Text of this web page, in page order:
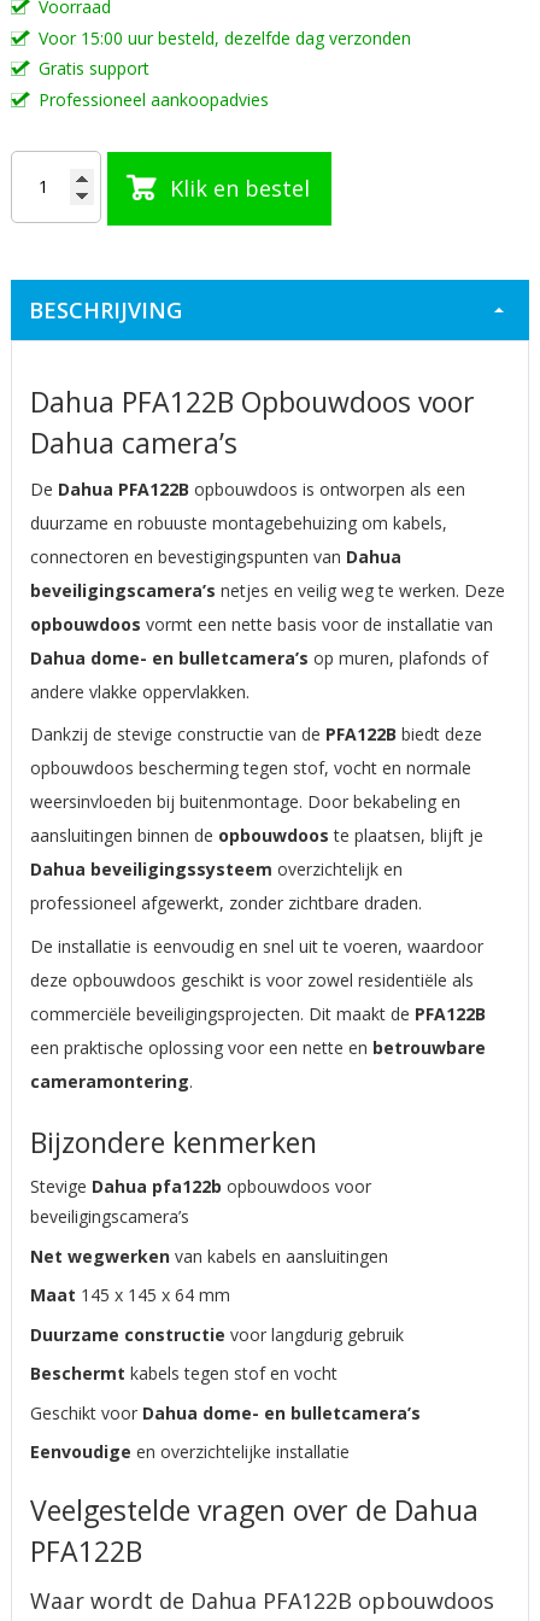
afbeeldingen-
gallerij
Voorraad
Voor 15:00 uur besteld, dezelfde dag verzonden
Gratis support
Professioneel aankoopadvies
Klik en bestel
BESCHRIJVING
Dahua PFA122B Opbouwdoos voor
Dahua camera’s
De Dahua PFA122B opbouwdoos is ontworpen als een
duurzame en robuuste montagebehuizing om kabels,
connectoren en bevestigingspunten van Dahua
beveiligingscamera’s netjes en veilig weg te werken. Deze
opbouwdoos vormt een nette basis voor de installatie van
Dahua dome- en bulletcamera’s op muren, plafonds of
andere vlakke oppervlakken.
Dankzij de stevige constructie van de PFA122B biedt deze
opbouwdoos bescherming tegen stof, vocht en normale
weersinvloeden bij buitenmontage. Door bekabeling en
aansluitingen binnen de opbouwdoos te plaatsen, blijft je
Dahua beveiligingssysteem overzichtelijk en
professioneel afgewerkt, zonder zichtbare draden.
De installatie is eenvoudig en snel uit te voeren, waardoor
deze opbouwdoos geschikt is voor zowel residentiële als
commerciële beveiligingsprojecten. Dit maakt de PFA122B
een praktische oplossing voor een nette en betrouwbare
cameramontering.
Bijzondere kenmerken
Stevige Dahua pfa122b opbouwdoos voor
beveiligingscamera’s
Net wegwerkenvan kabels en aansluitingen
Maat 145 x 145 x 64 mm
Duurzame constructie voor langdurig gebruik
Beschermt kabels tegen stof en vocht
Geschikt voor Dahua dome- en bulletcamera’s
Eenvoudige en overzichtelijke installatie
Veelgestelde vragen over de Dahua
PFA122B
Waar wordt de Dahua PFA122B opbouwdoos